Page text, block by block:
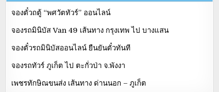
จองตั๋วถตู้ “พศวัตทัวร์” ออนไลน์
จองรถมินิบัส Van 49 เส้นทาง กรุงเทพ ไป บางแสน
จองตั๋วรถมินิบัสออนไลน์ ยืนยันตั๋วทันที
จองรถทัวร์ ภูเก็ต ไป ตะกั่วป่า จ.พังงา
เพชรทักษิณขนส่ง เส้นทาง ด่านนอก – ภูเก็ต